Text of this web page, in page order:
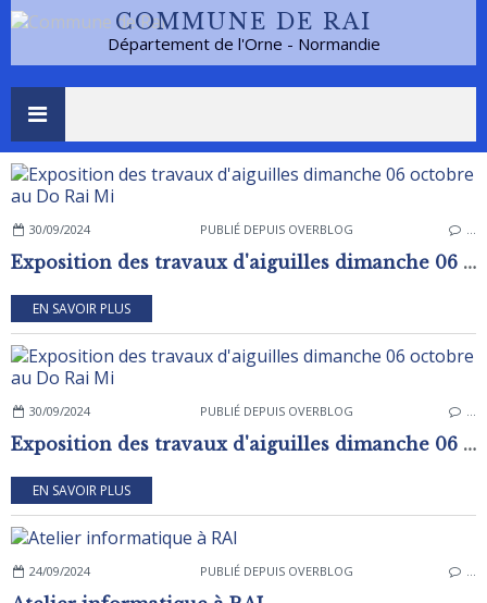
COMMUNE DE RAI
Département de l'Orne - Normandie
30/09/2024 PUBLIÉ DEPUIS OVERBLOG …
Exposition des travaux d'aiguilles dimanche 06 octobre au Do Rai Mi
EN SAVOIR PLUS
30/09/2024 PUBLIÉ DEPUIS OVERBLOG …
Exposition des travaux d'aiguilles dimanche 06 octobre au Do Rai Mi
EN SAVOIR PLUS
24/09/2024 PUBLIÉ DEPUIS OVERBLOG …